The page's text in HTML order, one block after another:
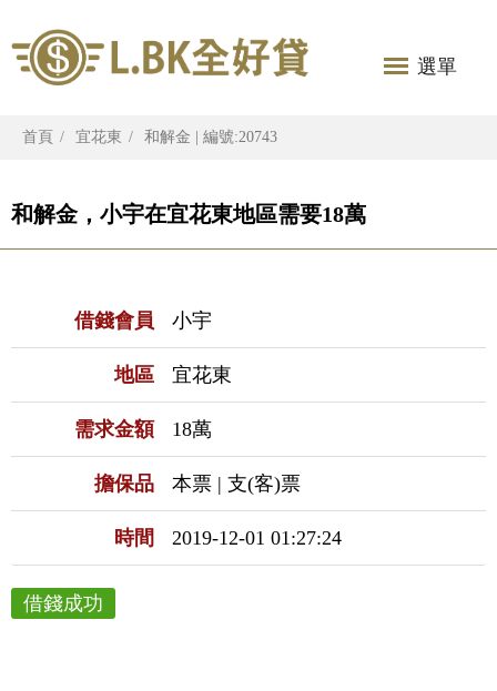
選單
首頁 宜花東 和解金 | 編號:20743
和解金，小宇在宜花東地區需要18萬
借錢會員 小宇
地區 宜花東
需求金額 18萬
擔保品 本票 | 支(客)票
時間 2019-12-01 01:27:24
借錢成功